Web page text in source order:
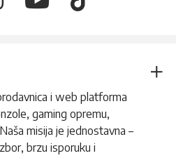
i web platforma
gaming opremu,
misija je jednostavna –
brzu isporuku i